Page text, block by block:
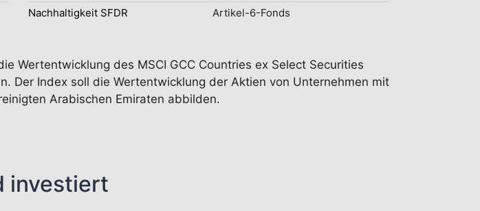
Nachhaltigkeit SFDR
Artikel-6-Fonds
Wertentwicklung des MSCI GCC Countries ex Select Securities
Der Index soll die Wertentwicklung der Aktien von Unternehmen mit
Arabischen Emiraten abbilden.
investiert